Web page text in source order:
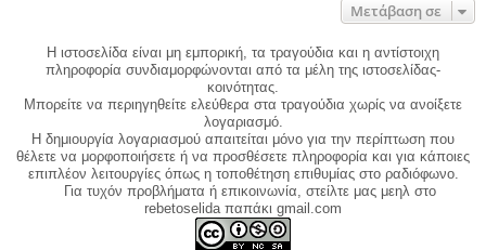
Μετάβαση σε
Η ιστοσελίδα είναι μη εμπορική, τα τραγούδια και η αντίστοιχη
πληροφορία συνδιαμορφώνονται από τα μέλη της ιστοσελίδας-
κοινότητας.
Μπορείτε να περιηγηθείτε ελεύθερα στα τραγούδια χωρίς να ανοίξετε
λογαριασμό.
Η δημιουργία λογαριασμού απαιτείται μόνο για την περίπτωση που
θέλετε να μορφοποιήσετε ή να προσθέσετε πληροφορία και για κάποιες
επιπλέον λειτουργίες όπως η τοποθέτηση επιθυμίας στο ραδιόφωνο.
Για τυχόν προβλήματα ή επικοινωνία, στείλτε μας μεηλ στο
rebetoselida παπάκι gmail.com